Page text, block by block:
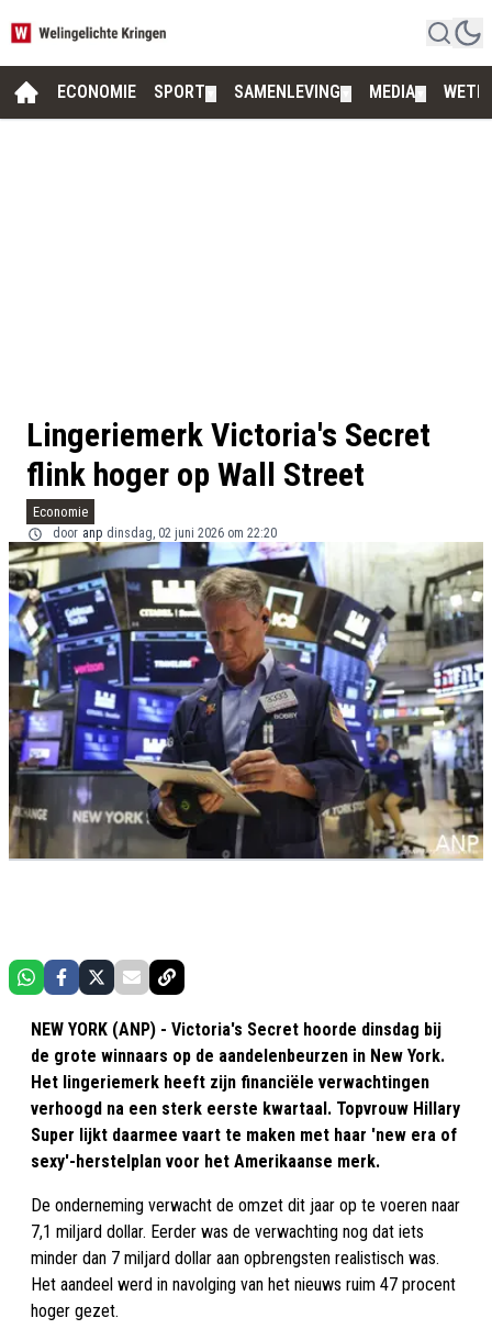
ECONOMIE SPORT SAMENLEVING MEDIA
Lingeriemerk Victoria's Secret
flink hoger op Wall Street
Economie
door anp dinsdag, 02 juni 2026 om 22:20
NEW YORK (ANP) - Victoria's Secret hoorde dinsdag bij
de grote winnaars op de aandelenbeurzen in New York.
Het lingeriemerk heeft zijn financiële verwachtingen
verhoogd na een sterk eerste kwartaal. Topvrouw Hillary
Super lijkt daarmee vaart te maken met haar 'new era of
sexy'-herstelplan voor het Amerikaanse merk.
De onderneming verwacht de omzet dit jaar op te voeren naar
7,1 miljard dollar. Eerder was de verwachting nog dat iets
minder dan 7 miljard dollar aan opbrengsten realistisch was.
Het aandeel werd in navolging van het nieuws ruim 47 procent
hoger gezet.